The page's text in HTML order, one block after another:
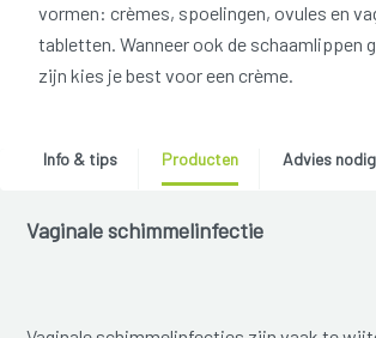
vormen: crèmes, spoelingen, ovules en
tabletten. Wanneer ook de schaamlippen
zijn kies je best voor een crème.
Info & tips Producten Advies
Vaginale schimmelinfectie